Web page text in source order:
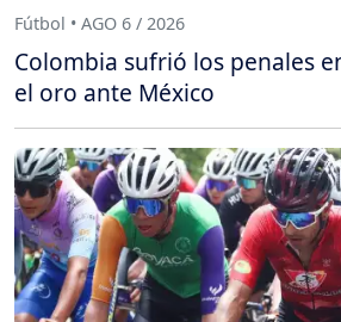
Fútbol • AGO 6 / 2026
Colombia sufrió los penales
el oro ante México